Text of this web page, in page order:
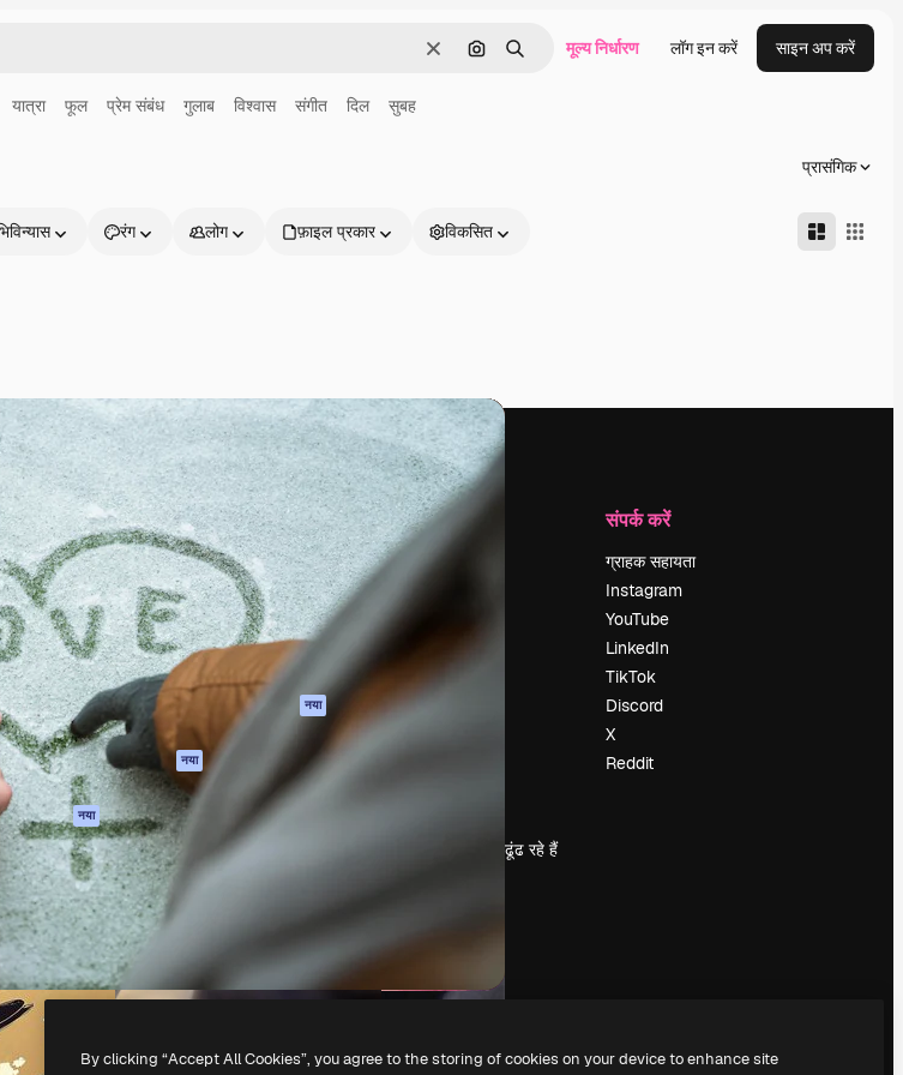
साफ़ इमेज से खोजें
खोजें मूल्य निर्धारण लॉग इन करें साइन अप करें
यात्रा फूल प्रेम संबंध गुलाब विश्वास संगीत दिल सुबह
प्रासंगिक
रंग लोग फ़ाइल प्रकार विकसित
प्रोडक्ट्स
Spaces
AI सहायक
एआई इमेज जेनरेटर
AI वीडियो जनरेटर
एआई वॉयस जनरेटर
स्टॉक सामग्री
MCP
Claude/ChatGPT
के लिए
नया
एजेंट नया
API
मोबाइल ऐप
सभी फ्रीपिक उपकरण
शुरू करें
Academy
दस्तावेज़ीकरण
सहायता
उपयोग की शर्तें
गोपनीयता नीति
ओरिजिनल्स
नया
कुकीज़ नीति
ट्रस्ट सेंटर
एफिलिएट्स
बिज़नेस
कंपनी
मूल्य निर्धारण
करियर
खोज रुझान
ब्लॉग
magnific.ai ढूंढ रहे हैं
संपर्क करें
ग्राहक सहायता
Instagram
YouTube
LinkedIn
TikTok
Discord
X
Reddit
सर्वाधिकार सुरक्षित
By clicking “Accept All Cookies”, you agree to the storing of cookies on your device to enhance site